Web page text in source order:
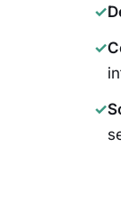
✓
✓
✓